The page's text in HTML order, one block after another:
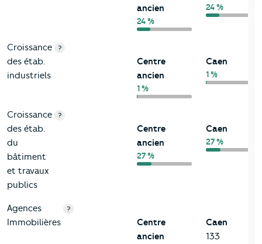
ancien
24 %
24 %
Croissance
des étab.
industriels
?
Centre
ancien
1 %
Caen
1 %
Croissance
des étab.
du
bâtiment
et travaux
publics
?
Centre
ancien
27 %
Caen
27 %
Agences
Immobilières
?
Centre
ancien
Caen
133